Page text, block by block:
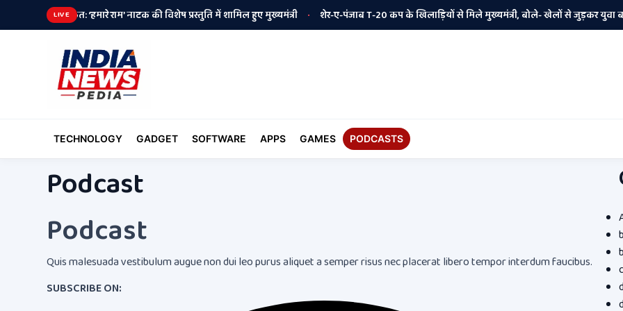
LIVE
ताकत: ‘हमारे राम’ नाटक की विशेष प्रस्तुति में शामिल हुए मुख्यमंत्री • शेर-ए-पंजाब T-20 कप के खिलाड़ियों से मिले मुख्यमंत्री, बोले- खेलों से जुड़कर युवा बनाएंगे
TECHNOLOGY GADGET SOFTWARE APPS GAMES PODCASTS
Podcast
Podcast​
Quis malesuada vestibulum augue non dui leo purus aliquet a semper risus nec placerat libero tempor interdum faucibus.
SUBSCRIBE ON:​